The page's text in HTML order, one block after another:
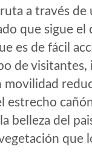
a través de
que sigue el
es de fácil
de visitantes,
movilidad
estrecho
belleza del
que